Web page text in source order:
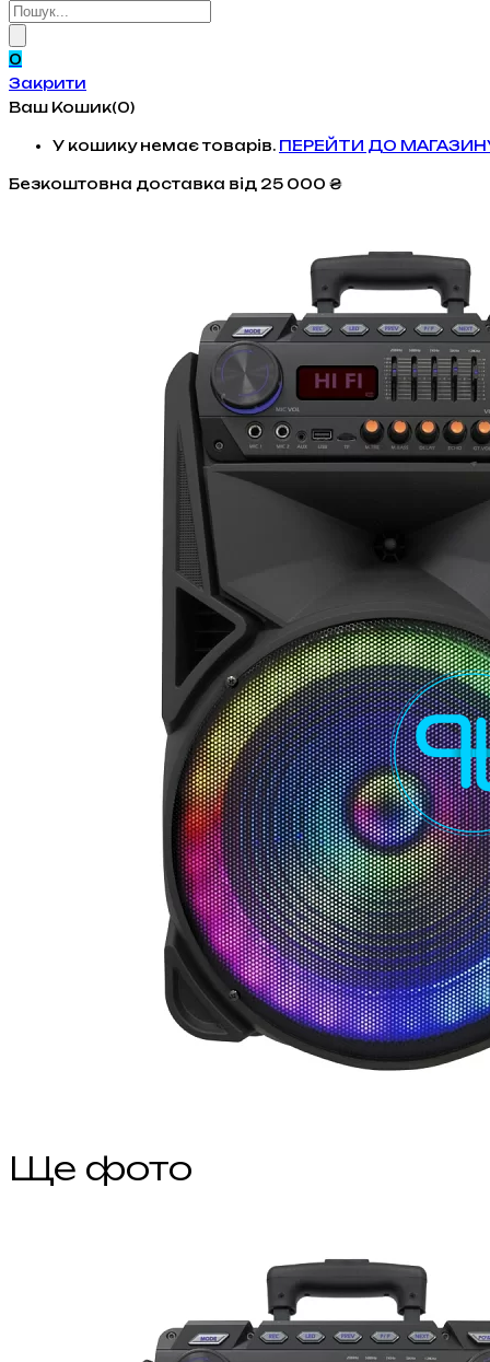
Products
0
Закрити
Ваш Кошик(0)
У кошику немає товарів. ПЕРЕЙТИ ДО
Безкоштовна доставка від 25 000 ₴
Ще фото